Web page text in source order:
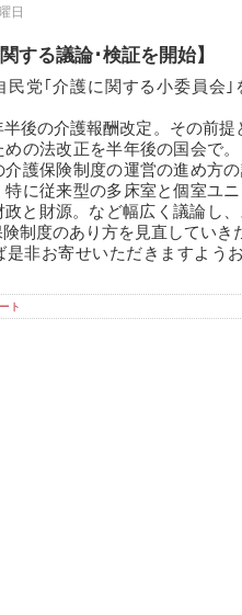
日
する議論･検証を開始】
民党｢介護に関する小委員会
半後の介護報酬改定。その前
めの法改正を半年後の国会で
介護保険制度の運営の進め方
特に従来型の多床室と個室ユ
と財源。など幅広く議論し
制度のあり方を見直していき
是非お寄せいただきますよう
ト